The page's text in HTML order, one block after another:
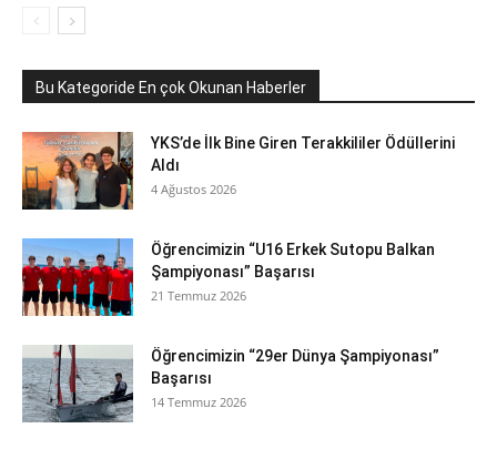
Bu Kategoride En çok Okunan Haberler
YKS’de İlk Bine Giren Terakkililer Ödüllerini
Aldı
4 Ağustos 2026
Öğrencimizin “U16 Erkek Sutopu Balkan
Şampiyonası” Başarısı
21 Temmuz 2026
Öğrencimizin “29er Dünya Şampiyonası”
Başarısı
14 Temmuz 2026